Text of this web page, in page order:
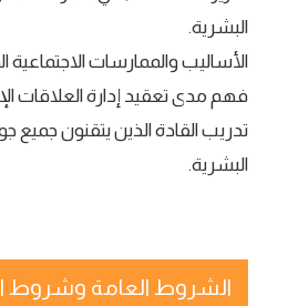
البشرية.
الأساليب والممارسات الاجتماعية
فهم مدى تعقيد إدارة العلاقات
تدريب القادة الذين يتقنون جميع
البشرية.
الشروط العامة وشروط